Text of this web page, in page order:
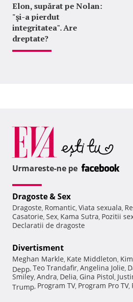
Elon, supărat pe Nolan:
"şi-a pierdut
integritatea". Are
dreptate?
Urmareste-ne pe
Dragoste & Sex
Dragoste, Romantic, Viata sexuala,
Casatorie, Sex, Kama Sutra, Pozitii
Declaratii de dragoste
Divertisment
Meghan Markle, Kate Middleton,
Depp, Teo Trandafir, Angelina Jolie,
Smiley, Andra, Delia, Gina Pistol,
Trump, Program TV, Program Pro TV,